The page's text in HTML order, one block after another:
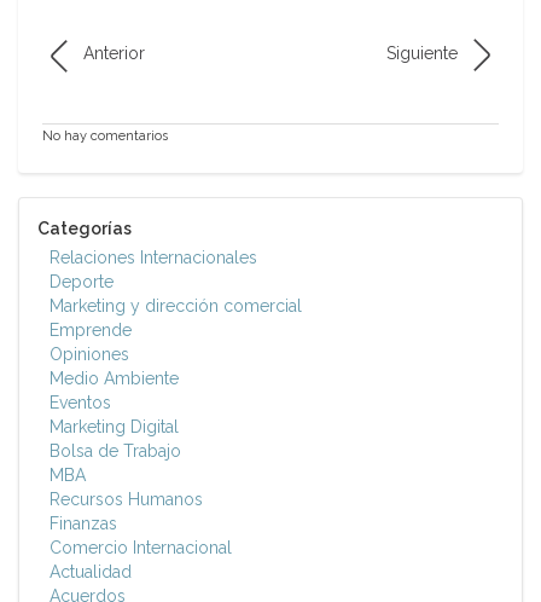
Anterior Siguiente
No hay comentarios
Categorías
Relaciones Internacionales
Deporte
Marketing y dirección comercial
Emprende
Opiniones
Medio Ambiente
Eventos
Marketing Digital
Bolsa de Trabajo
MBA
Recursos Humanos
Finanzas
Comercio Internacional
Actualidad
Acuerdos